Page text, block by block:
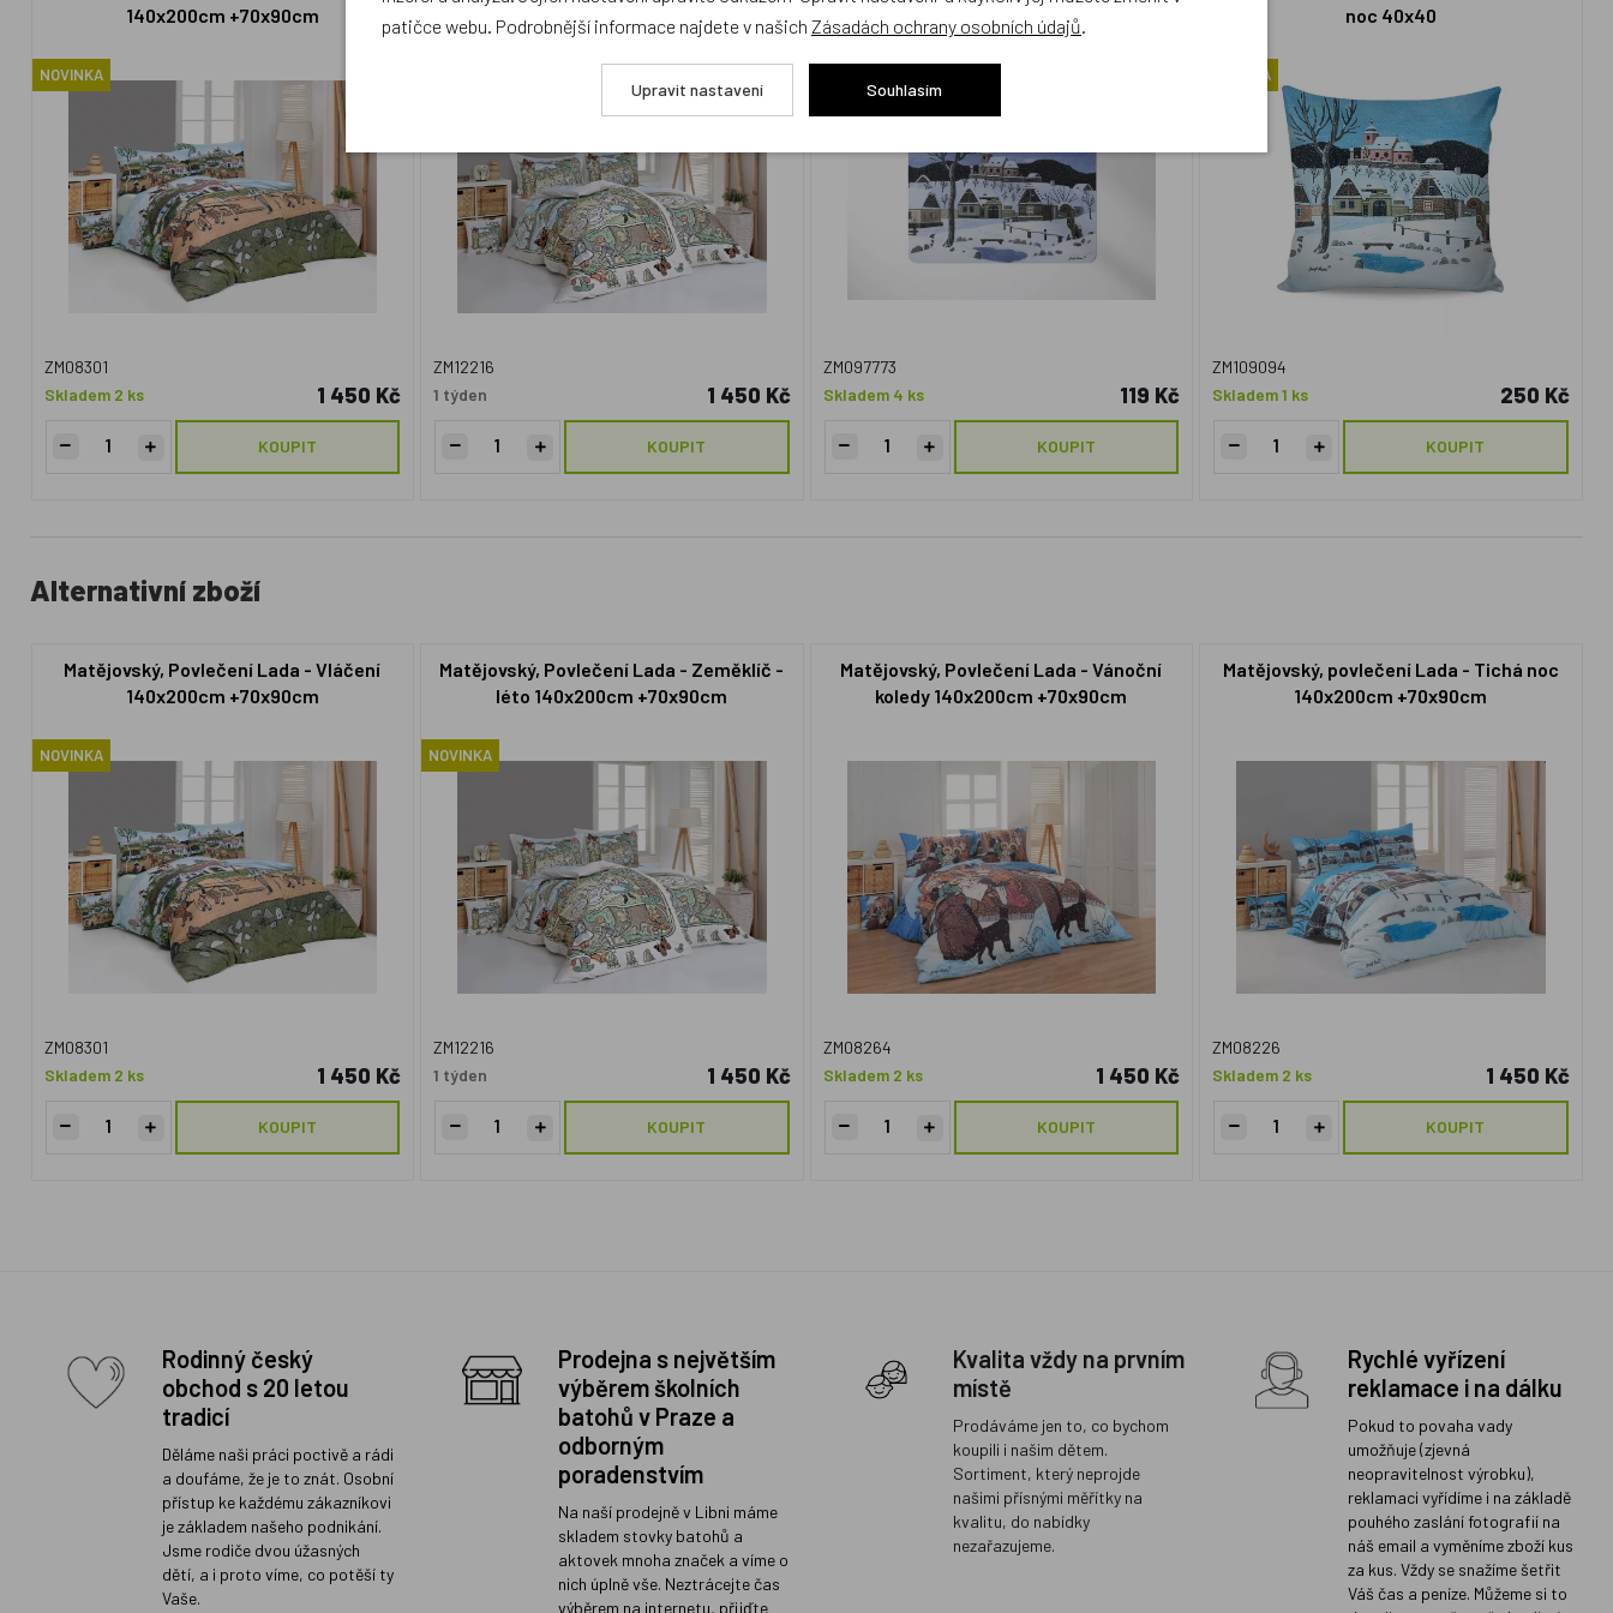
140x200cm +70x90cm
NOVINKA
ZM08301
Skladem 2 ks
1 450 Kč
KOUPIT
léto 140x200cm +70x90cm
ZM12216
1 týden
1 450 Kč
KOUPIT
ZM097773
Skladem 4 ks
119 Kč
KOUPIT
noc 40x40
NOVINKA
ZM109094
Skladem 1 ks
250 Kč
KOUPIT
Alternativní zboží
Matějovský, Povlečení Lada - Vláčení
140x200cm +70x90cm
NOVINKA
ZM08301
Skladem 2 ks
1 450 Kč
KOUPIT
Matějovský, Povlečení Lada - Zeměklíč -
léto 140x200cm +70x90cm
NOVINKA
ZM12216
1 týden
1 450 Kč
KOUPIT
Matějovský, Povlečení Lada - Vánoční
koledy 140x200cm +70x90cm
ZM08264
Skladem 2 ks
1 450 Kč
KOUPIT
Matějovský, povlečení Lada - Tichá noc
140x200cm +70x90cm
ZM08226
Skladem 2 ks
1 450 Kč
KOUPIT
Rodinný český
obchod s 20 letou
tradicí
Děláme naši práci poctivě a rádi
a doufáme, že je to znát. Osobní
přístup ke každému zákazníkovi
je základem našeho podnikání.
Jsme rodiče dvou úžasných
dětí, a i proto víme, co potěší ty
Vaše.
Prodejna s největším
výběrem školních
batohů v Praze a
odborným
poradenstvím
Na naší prodejně v Libni máme
skladem stovky batohů a
aktovek mnoha značek a víme o
nich úplně vše. Neztrácejte čas
výběrem na internetu, přijďte
Kvalita vždy na prvním
místě
Prodáváme jen to, co bychom
koupili i našim dětem.
Sortiment, který neprojde
našimi přísnými měřítky na
kvalitu, do nabídky
nezařazujeme.
Rychlé vyřízení
reklamace i na dálku
Pokud to povaha vady
umožňuje (zjevná
neopravitelnost výrobku),
reklamaci vyřídíme i na základě
pouhého zaslání fotografií na
náš email a vyměníme zboží kus
za kus. Vždy se snažíme šetřit
Váš čas a peníze. Můžeme si to
patičce webu. Podrobnější informace najdete v našich Zásadách ochrany osobních údajů.
Upravit nastavení Souhlasím